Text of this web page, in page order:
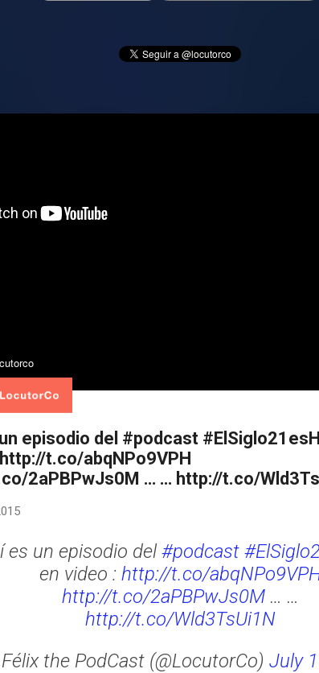
episodio del #podcast
t.co/abqNPo9VPH
2aPBPwJs0M … … http://t.co/
es un episodio del#podcast
en video : http://t.co/
http://t.co/2aPBPwJs0M… …
http://t.co/Wld3TsUi1N
the PodCast (@LocutorCo) July